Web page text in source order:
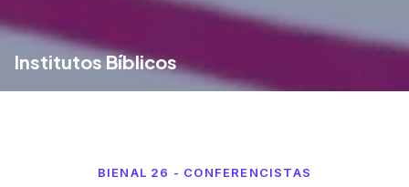
Institutos Bíblicos
BIENAL 26 - CONFERENCISTAS